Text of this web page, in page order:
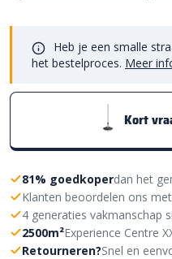
Heb je een smalle
het bestelproces. Meer
Kort
81% goedkoperdan het
Klanten beoordelen ons
4 generaties vakmanschap
2500m²Experience Centre
Retourneren?Snel en